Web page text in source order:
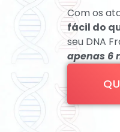
Com os
fácil do
seu DNA
apenas 6